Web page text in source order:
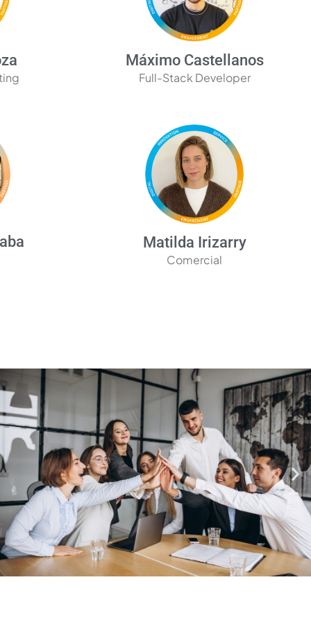
Máximo Castellanos
Full-Stack Developer
Matilda Irizarry
Comercial